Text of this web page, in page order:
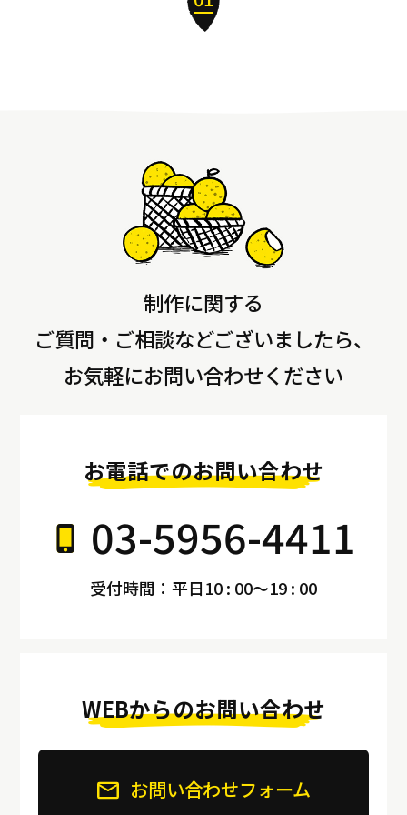
制作に関する
ご質問・ご相談などございましたら、
お気軽にお問い合わせください
お電話でのお問い合わせ
03-5956-4411
受付時間：平日10 : 00～19 : 00
WEBからのお問い合わせ
お問い合わせフォーム